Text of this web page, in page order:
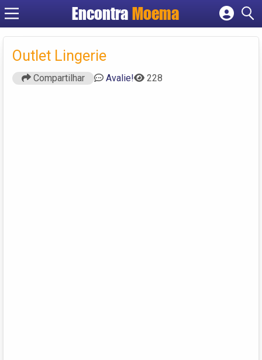
Encontra Moema
Outlet Lingerie
Compartilhar Avalie! 228